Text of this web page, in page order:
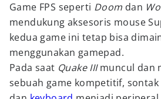
Game FPS seperti Doom dan
mendukung aksesoris mouse
kedua game ini tetap bisa
menggunakan gamepad.
Pada saat Quake IIImuncul dan
sebuah game kompetitif,